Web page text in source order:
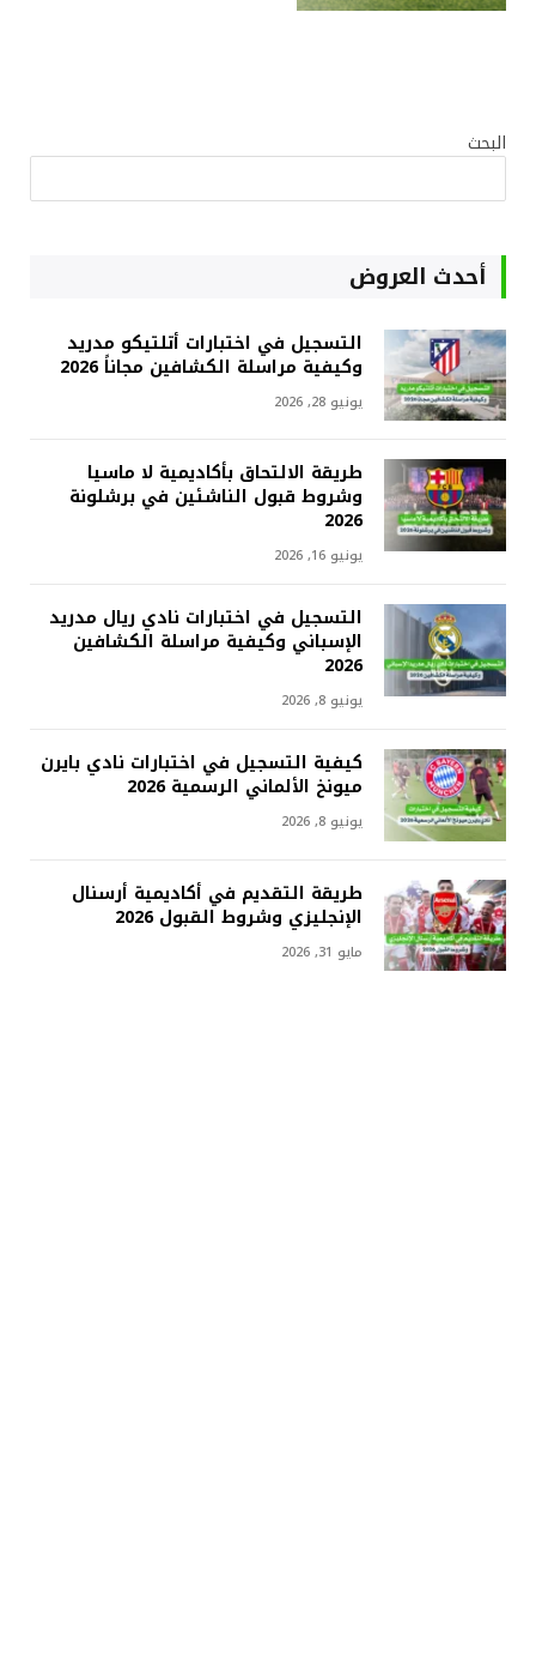
البحث
أحدث العروض
التسجيل في اختبارات أتلتيكو مدريد
وكيفية مراسلة الكشافين مجاناً 2026
يونيو 28, 2026
طريقة الالتحاق بأكاديمية لا ماسيا
وشروط قبول الناشئين في برشلونة
2026
يونيو 16, 2026
التسجيل في اختبارات نادي ريال مدريد
الإسباني وكيفية مراسلة الكشافين
2026
يونيو 8, 2026
كيفية التسجيل في اختبارات نادي بايرن
ميونخ الألماني الرسمية 2026
يونيو 8, 2026
طريقة التقديم في أكاديمية أرسنال
الإنجليزي وشروط القبول 2026
مايو 31, 2026